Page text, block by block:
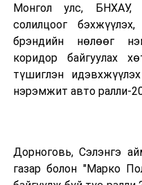
Ирэх нэг, хоёрдугаар
дунджаас хүйтэн байх
Монгол улс, БНХАУ,
солилцоог
брэндийн нөлөөг
коридор байгуулах
түшиглэн
нэрэмжит авто ралли-
Дорноговь, Сэлэнгэ
газар болон "Марко